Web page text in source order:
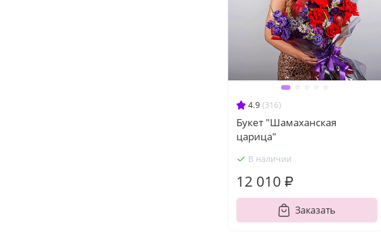
4.9 (316)
Букет "Шамаханская
царица"
В наличии
12 010 ₽
Заказать